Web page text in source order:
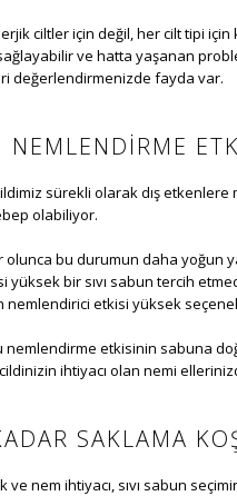
ciltler için değil, her cilt tipi
ve hatta yaşanan
değerlendirmenizde fayda var.
NEMLENDIRME
sürekli olarak dış etkenlere
olabiliyor.
bu durumun daha yoğun
yüksek bir sıvı sabun tercih
nemlendirici etkisi yüksek
nemlendirme etkisinin sabuna
cildinizin ihtiyacı olan nemi
SAKLAMA
ve nem ihtiyacı, sıvı sabun